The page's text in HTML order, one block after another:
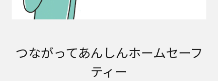
つながってあんしんホームセーフ
ティー